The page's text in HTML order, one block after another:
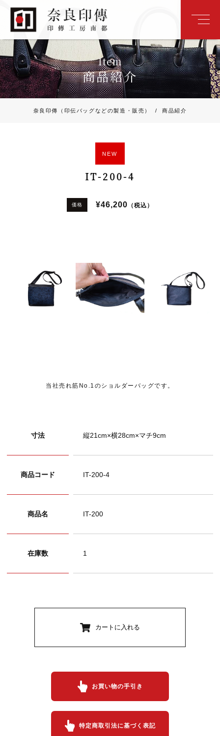
Item
商品紹介
奈良印傳（印伝バッグなどの製造・販売） / 商品紹介
NEW
IT-200-4
価格 ¥46,200 （税込）
当社売れ筋No.1のショルダーバッグです。
寸法 縦21cm×横28cm×マチ9cm
商品コード IT-200-4
商品名 IT-200
在庫数 1
カートに入れる
お買い物の手引き
特定商取引法に基づく表記